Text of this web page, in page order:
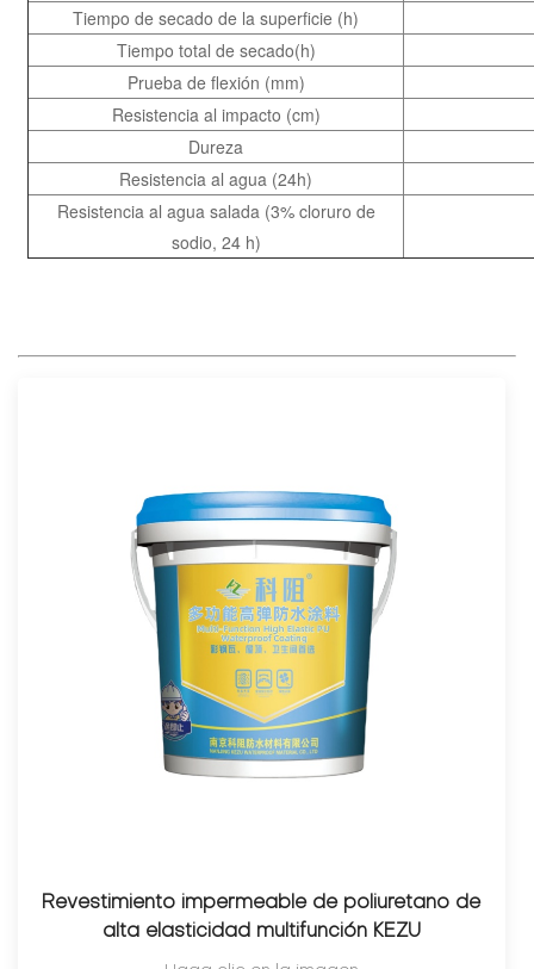
Tiempo de secado de la superficie (h)
Tiempo total de secado(h)
Prueba de flexión (mm)
Resistencia al impacto (cm)
Dureza
Resistencia al agua (24h)
Resistencia al agua salada (3% cloruro de
sodio, 24 h)
Revestimiento impermeable de poliuretano de
alta elasticidad multifunción KEZU